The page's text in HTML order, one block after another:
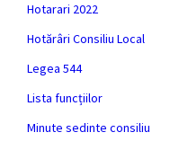
Hotarari 2022
Hotărâri Consiliu Local
Legea 544
Lista funcțiilor
Minute sedinte consiliu